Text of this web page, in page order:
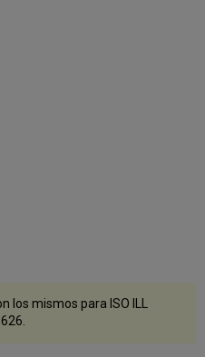
los mismos para ISO ILL